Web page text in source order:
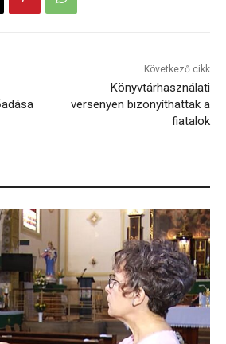
Következő cikk
Könyvtárhasználati
versenyen bizonyíthattak a
fiatalok